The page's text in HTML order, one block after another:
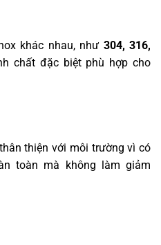
khác nhau, như 304, 316,
chất đặc biệt phù hợp cho
thiện với môi trường vì có
toàn mà không làm giảm